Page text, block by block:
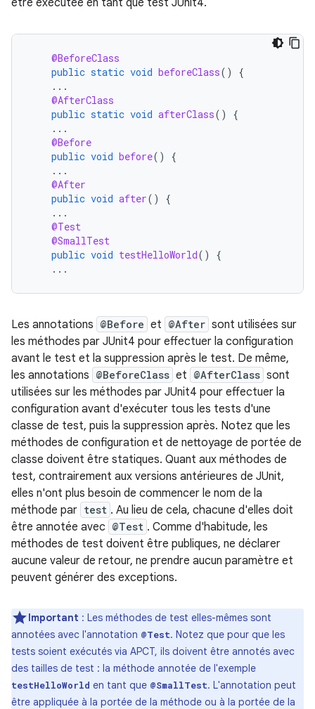
être exécutée en tant que test JUnit4.
@BeforeClass
public static void beforeClass()
{
...
@AfterClass
public static void afterClass()
{
...
@Before
public void before()
{
...
@After
public void after()
{
...
@Test
@SmallTest
public void testHelloWorld()
{
...
Les annotations @Before et @After sont utilisées sur
les méthodes par JUnit4 pour effectuer la configuration
avant le test et la suppression après le test. De même,
les annotations @BeforeClass et @AfterClass sont
utilisées sur les méthodes par JUnit4 pour effectuer la
configuration avant d'exécuter tous les tests d'une
classe de test, puis la suppression après. Notez que les
méthodes de configuration et de nettoyage de portée de
classe doivent être statiques. Quant aux méthodes de
test, contrairement aux versions antérieures de JUnit,
elles n'ont plus besoin de commencer le nom de la
méthode par test . Au lieu de cela, chacune d'elles doit
être annotée avec @Test . Comme d'habitude, les
méthodes de test doivent être publiques, ne déclarer
aucune valeur de retour, ne prendre aucun paramètre et
peuvent générer des exceptions.
Important : Les méthodes de test elles-mêmes sont
annotées avec l'annotation @Test. Notez que pour que les
tests soient exécutés via APCT, ils doivent être annotés avec
des tailles de test : la méthode annotée de l'exemple
testHelloWorld en tant que @SmallTest. L'annotation peut
être appliquée à la portée de la méthode ou à la portée de la